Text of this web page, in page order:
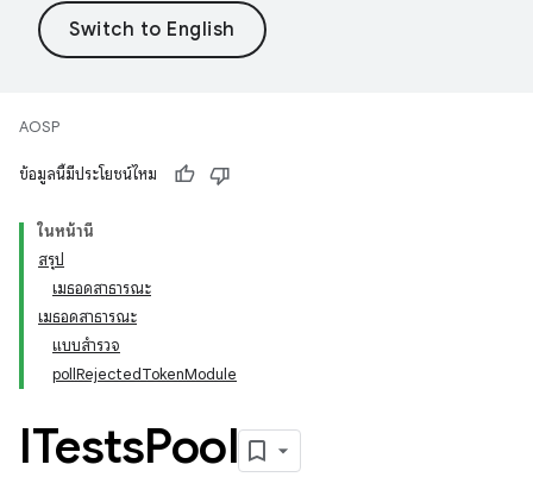
AOSP
ข้อมูลนี้มีประโยชน์ไหม
ในหน้านี้
สรุป
เมธอดสาธารณะ
เมธอดสาธารณะ
แบบสํารวจ
pollRejectedTokenModule
ITestsPool